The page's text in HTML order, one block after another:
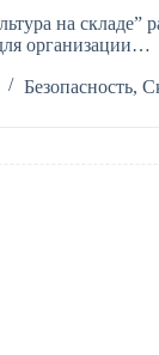
на
организации…
Безопасность,